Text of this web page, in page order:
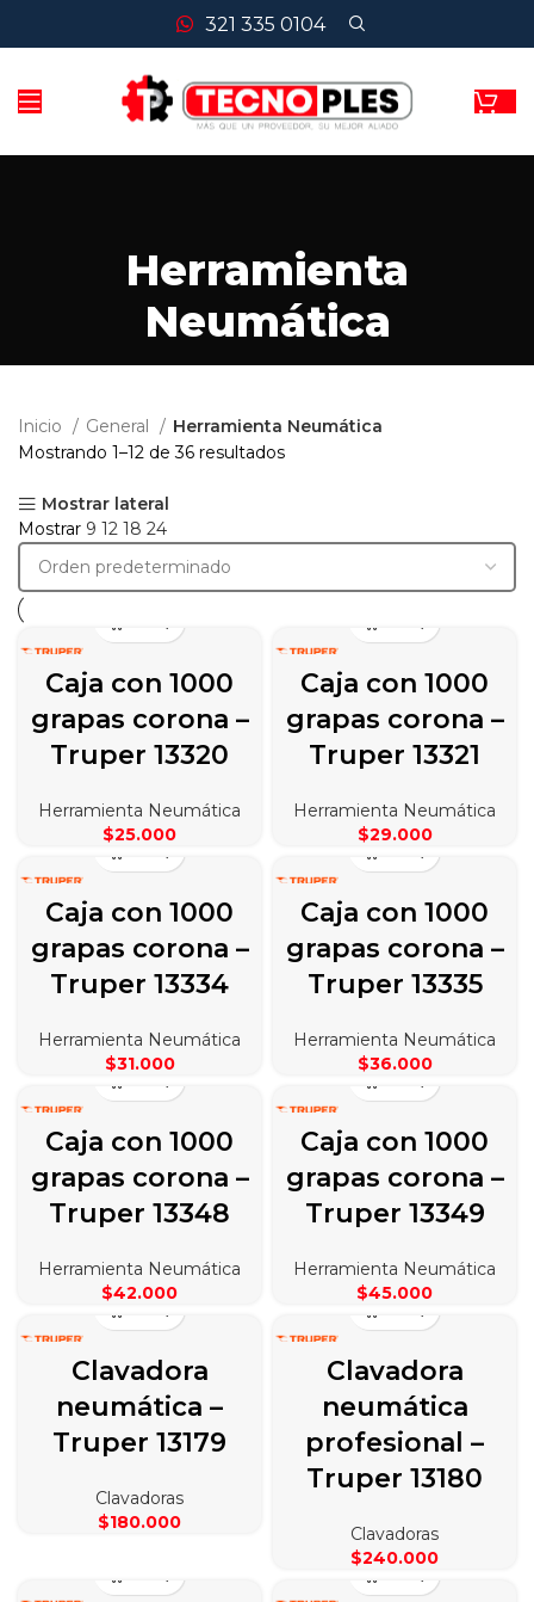
321 335 0104
Herramienta
Neumática
Inicio General
Herramienta Neumática
Mostrando 1–12 de 36 resultados
Mostrar lateral
Mostrar 9 12 18 24
Caja con 1000
grapas corona –
Truper 13320
Herramienta Neumática
$25.000
Caja con 1000
grapas corona –
Truper 13321
Herramienta Neumática
$29.000
Caja con 1000
grapas corona –
Truper 13334
Herramienta Neumática
$31.000
Caja con 1000
grapas corona –
Truper 13335
Herramienta Neumática
$36.000
Caja con 1000
grapas corona –
Truper 13348
Herramienta Neumática
$42.000
Caja con 1000
grapas corona –
Truper 13349
Herramienta Neumática
$45.000
Clavadora
neumática –
Truper 13179
Clavadoras
$180.000
Clavadora
neumática
profesional –
Truper 13180
Clavadoras
$240.000